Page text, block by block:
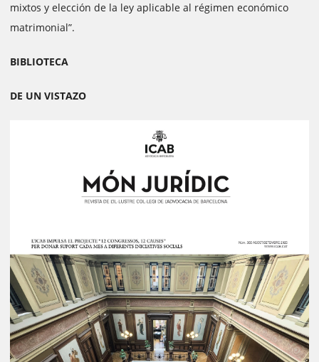
mixtos y elección de la ley aplicable al régimen económico
matrimonial”.
BIBLIOTECA
DE UN VISTAZO